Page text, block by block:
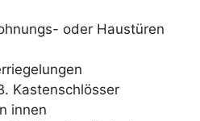
oder Haustüren
Kastenschlösser
innen